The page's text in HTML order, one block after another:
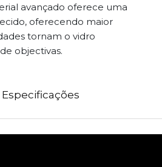
avançado oferece uma
oferecendo maior
tornam o vidro
objectivas.
Especificações